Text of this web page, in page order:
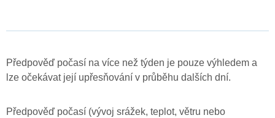
Předpověď počasí na více než týden je pouze výhledem a
lze očekávat její upřesňování v průběhu dalších dní.
Předpověď počasí (vývoj srážek, teplot, větru nebo